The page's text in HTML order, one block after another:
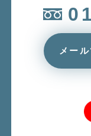
メー